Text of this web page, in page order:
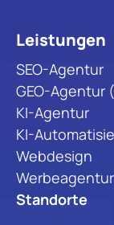
Leistungen
SEO-Agentur
GEO-Agentur
KI-Agentur
KI-
Webdesign
Werbeagentur
Standorte